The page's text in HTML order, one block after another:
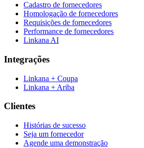
Cadastro de fornecedores
Homologação de fornecedores
Requisições de fornecedores
Performance de fornecedores
Linkana AI
Integrações
Linkana + Coupa
Linkana + Ariba
Clientes
Histórias de sucesso
Seja um fornecedor
Agende uma demonstração